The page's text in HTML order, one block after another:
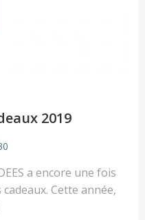
2019
a encore une fois
Cette année,